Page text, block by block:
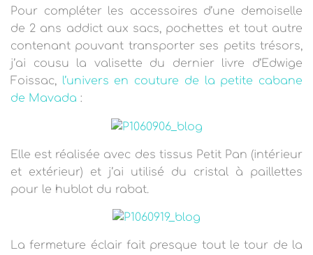
Pour compléter les accessoires d’une demoiselle
de 2 ans addict aux sacs, pochettes et tout autre
contenant pouvant transporter ses petits trésors,
j’ai cousu la valisette du dernier livre d’Edwige
Foissac, l’univers en couture de la petite cabane
de Mavada :
Elle est réalisée avec des tissus Petit Pan (intérieur
et extérieur) et j’ai utilisé du cristal à paillettes
pour le hublot du rabat.
La fermeture éclair fait presque tout le tour de la